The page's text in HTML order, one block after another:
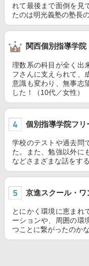
れて最後まで面倒を見
たのは明光義塾の塾長
関西個別指導学院
理数系の科目が全く出
フさんに支えられて、
意識も変わり、無事志
した！（10代／女性）
個別指導学院フリ
学校のテストや過去問
た。また、勉強以外に
などさまざまな話をす
京進スクール・ワ
とにかく環境に恵まれ
ーションや、周囲の環
つことに繋がったのか